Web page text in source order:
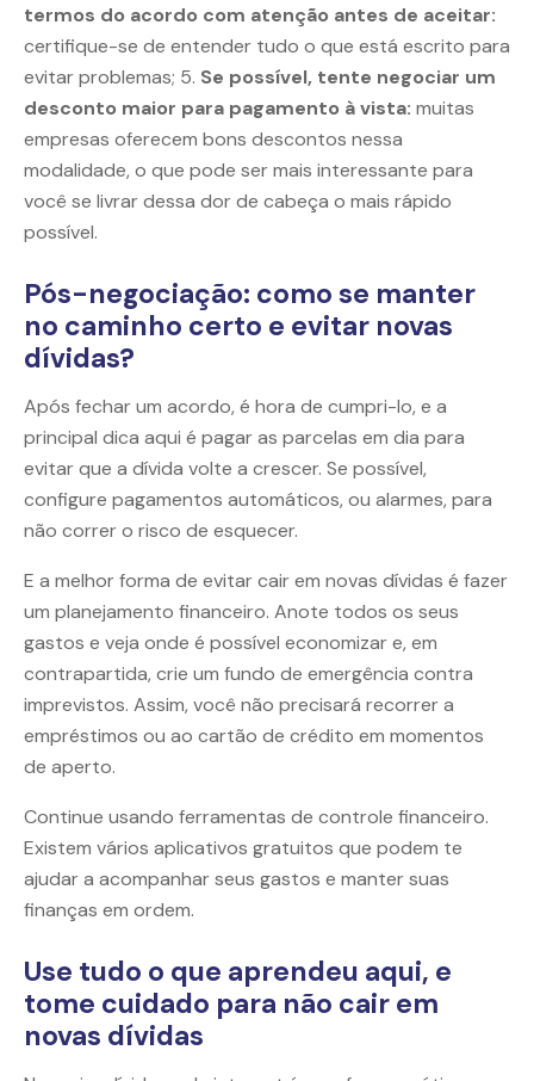
termos do acordo com atenção antes de aceitar:
certifique-se de entender tudo o que está escrito para
evitar problemas; 5. Se possível, tente negociar um
desconto maior para pagamento à vista: muitas
empresas oferecem bons descontos nessa
modalidade, o que pode ser mais interessante para
você se livrar dessa dor de cabeça o mais rápido
possível.
Pós-negociação: como se manter
no caminho certo e evitar novas
dívidas?
Após fechar um acordo, é hora de cumpri-lo, e a
principal dica aqui é pagar as parcelas em dia para
evitar que a dívida volte a crescer. Se possível,
configure pagamentos automáticos, ou alarmes, para
não correr o risco de esquecer.
E a melhor forma de evitar cair em novas dívidas é fazer
um planejamento financeiro. Anote todos os seus
gastos e veja onde é possível economizar e, em
contrapartida, crie um fundo de emergência contra
imprevistos. Assim, você não precisará recorrer a
empréstimos ou ao cartão de crédito em momentos
de aperto.
Continue usando ferramentas de controle financeiro.
Existem vários aplicativos gratuitos que podem te
ajudar a acompanhar seus gastos e manter suas
finanças em ordem.
Use tudo o que aprendeu aqui, e
tome cuidado para não cair em
novas dívidas